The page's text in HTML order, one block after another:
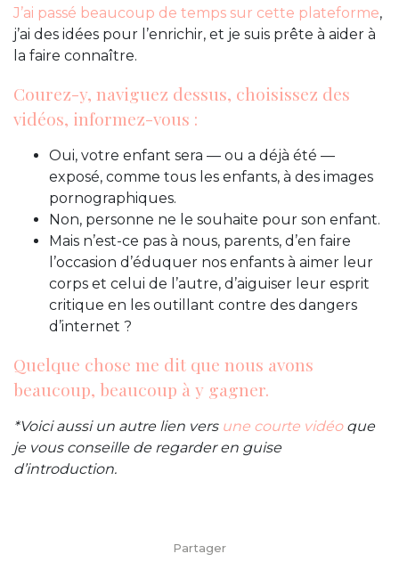
J’ai passé beaucoup de temps sur cette plateforme,
j’ai des idées pour l’enrichir, et je suis prête à aider à
la faire connaître.
Courez-y, naviguez dessus, choisissez des
vidéos, informez-vous :
Oui, votre enfant sera — ou a déjà été —
exposé, comme tous les enfants, à des images
pornographiques.
Non, personne ne le souhaite pour son enfant.
Mais n’est-ce pas à nous, parents, d’en faire
l’occasion d’éduquer nos enfants à aimer leur
corps et celui de l’autre, d’aiguiser leur esprit
critique en les outillant contre des dangers
d’internet ?
Quelque chose me dit que nous avons
beaucoup, beaucoup à y gagner.
*Voici aussi un autre lien vers une courte vidéoque
je vous conseille de regarder en guise
d’introduction.
Partager